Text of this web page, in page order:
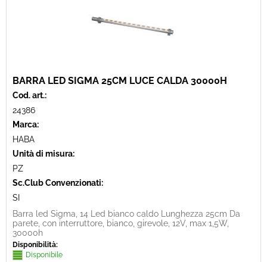
BARRA LED SIGMA 25CM LUCE CALDA 30000H
Cod. art.:
24386
Marca:
HABA
Unità di misura:
PZ
Sc.Club Convenzionati:
SI
Barra led Sigma, 14 Led bianco caldo Lunghezza 25cm Da
parete, con interruttore, bianco, girevole, 12V, max 1,5W,
30000h
Disponibilità:
Disponibile